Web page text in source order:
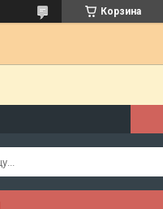
Корзина